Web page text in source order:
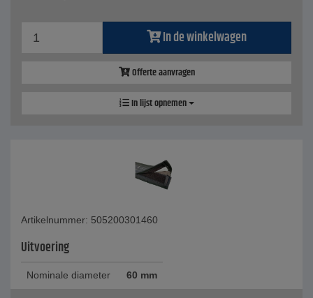
In de winkelwagen
Offerte aanvragen
In lijst opnemen
Artikelnummer: 505200301460
Uitvoering
Nominale diameter 60 mm